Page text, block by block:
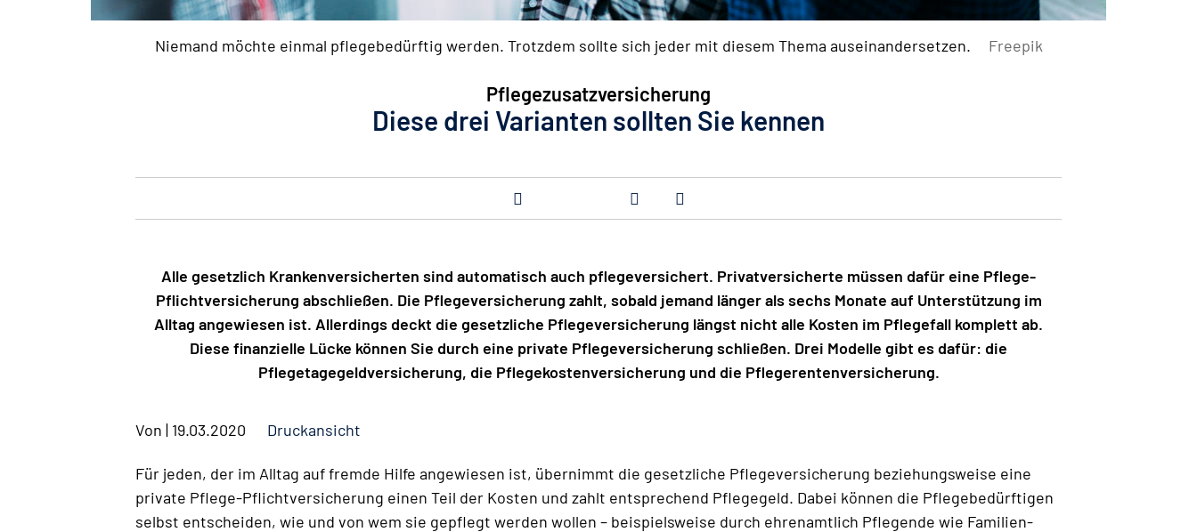
Niemand möchte einmal pflegebedürftig werden. Trotzdem sollte sich jeder mit diesem Thema auseinandersetzen. Freepik
Pflegezusatzversicherung
Diese drei Varianten sollten Sie kennen
Alle gesetzlich Krankenversicherten sind automatisch auch pflegeversichert. Privatversicherte müssen dafür eine Pflege-
Pflichtversicherung abschließen. Die Pflegeversicherung zahlt, sobald jemand länger als sechs Monate auf Unterstützung im
Alltag angewiesen ist. Allerdings deckt die gesetzliche Pflegeversicherung längst nicht alle Kosten im Pflegefall komplett ab.
Diese finanzielle Lücke können Sie durch eine private Pflegeversicherung schließen. Drei Modelle gibt es dafür: die
Pflegetagegeldversicherung, die Pflegekostenversicherung und die Pflegerentenversicherung.
Von | 19.03.2020 Druckansicht
Für jeden, der im Alltag auf fremde Hilfe angewiesen ist, übernimmt die gesetzliche Pflegeversicherung beziehungsweise eine
private Pflege-Pflichtversicherung einen Teil der Kosten und zahlt entsprechend Pflegegeld. Dabei können die Pflegebedürftigen
selbst entscheiden, wie und von wem sie gepflegt werden wollen – beispielsweise durch ehren­amtlich Pflegende wie Familien­